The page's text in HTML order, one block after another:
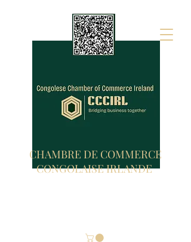
CHAMBRE DE COMMERCE
CONGOLAISE IRLANDE